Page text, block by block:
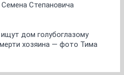
Степановича
дом голубоглазому
хозяина — фото Тима